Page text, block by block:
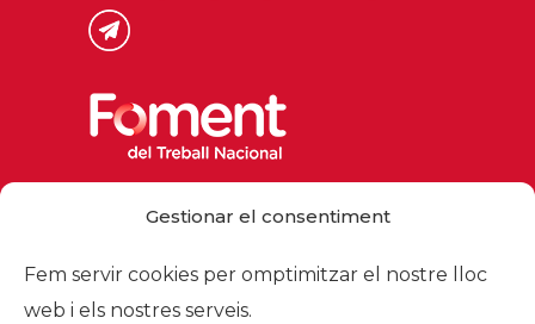
Gestionar el consentiment
Fem servir cookies per omptimitzar el nostre lloc
web i els nostres serveis.
foment@foment.com